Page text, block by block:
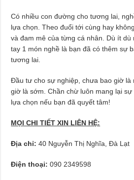
Có nhiều con đường cho tương lai,
lựa chọn. Theo đuổi tới cùng hay
và đam mê của từng cá nhân. Dù ít dù
tay 1 món nghề là bạn đã có thêm sự
tương lai.
Đầu tư cho sự nghiệp, chưa bao giờ là
giờ là sớm. Chần chừ luôn mang lại
lựa chọn nếu bạn đã quyết tâm!
MỌI CHI TIẾT XIN LIÊN HỆ:
Địa chỉ:40 Nguyễn Thị Nghĩa, Đà Lạt
Điện thoại: 090 2349598‬